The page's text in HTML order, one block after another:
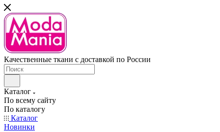
Качественные ткани с доставкой по России
Каталог
По всему сайту
По каталогу
Каталог
Новинки